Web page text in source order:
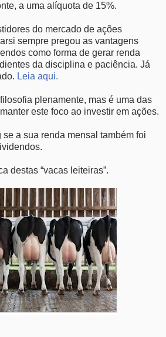
a uma alíquota de 15%.
do mercado de ações
sempre pregou as vantagens
como forma de gerar renda
da disciplina e paciência. Já
Leia aqui.
plenamente, mas é uma das
este foco ao investir em ações.
a sua renda mensal também foi
destas “vacas leiteiras”.